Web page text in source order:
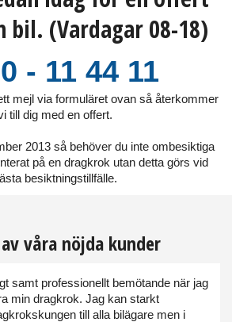
(Vardagar 08-18)
- 11 44 11
mejl via formuläret ovan så återkommer
till dig med en offert.
2013 så behöver du inte ombesiktiga
på en dragkrok utan detta görs vid
besiktningstillfälle.
våra nöjda kunder
samt professionellt bemötande när jag
min dragkrok. Jag kan starkt
till alla bilägare men i